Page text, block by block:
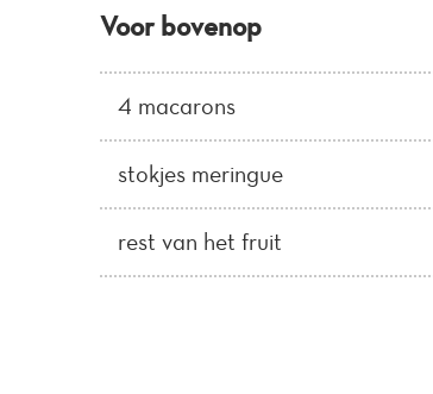
Voor bovenop
4 macarons
stokjes meringue
rest van het fruit